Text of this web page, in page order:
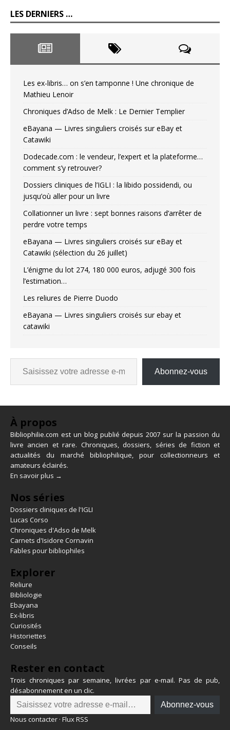
LES DERNIERS …
Les ex-libris… on s’en tamponne ! Une chronique de
Mathieu Lenoir
Chroniques d’Adso de Melk : Le Dernier Templier
eBayana — Livres singuliers croisés sur eBay et
Catawiki
Dodecade.com : le vendeur, l’expert et la plateforme…
comment s’y retrouver?
Dossiers cliniques de l’IGLI : la libido possidendi, ou
jusqu’où aller pour un livre
Collationner un livre : sept bonnes raisons d’arrêter de
perdre votre temps
eBayana — Livres singuliers croisés sur eBay et
Catawiki (sélection du 26 juillet)
L’énigme du lot 274, 180 000 euros, adjugé 300 fois
l’estimation…
Les reliures de Pierre Duodo
eBayana — Livres singuliers croisés sur ebay et
catawiki
Abonnez-vous
À propos
Bibliophilie.com est un blog publié depuis 2007 sur la passion du
livre ancien et rare. Chroniques, dossiers, séries de fiction et
actualités du marché bibliophilique, pour collectionneurs et
amateurs éclairés.
En savoir plus →
Nos séries
Dossiers cliniques de l'IGLI
Lucas Corso
Chroniques d'Adso de Melk
Carnets d'Isidore Cornavin
Fables pour bibliophiles
Explorer
Reliure
Bibliologie
Ebayana
Ex-libris
Curiosités
Historiettes
Conseils
Rester en contact
Trois chroniques par semaine, livrées par e-mail. Pas de pub,
désabonnement en un clic.
Abonnez-vous
Nous contacter · Flux RSS